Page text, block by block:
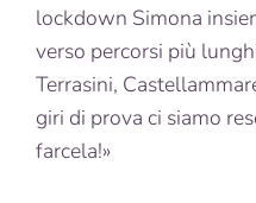
lockdown Simona
verso percorsi più
Terrasini,
giri di prova ci siamo
farcela!»